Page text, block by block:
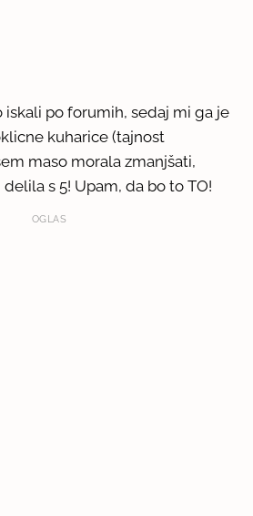
iskali po forumih, sedaj mi ga je
kuharice (tajnost
maso morala zmanjšati,
s 5! Upam, da bo to TO!
OGLAS